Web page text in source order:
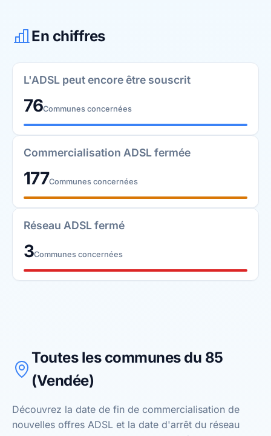
En chiffres
L'ADSL peut encore être souscrit
76Communes concernées
Commercialisation ADSL fermée
177Communes concernées
Réseau ADSL fermé
3Communes concernées
Toutes les communes du 85
(Vendée)
Découvrez la date de fin de commercialisation de
nouvelles offres ADSL et la date d'arrêt du réseau